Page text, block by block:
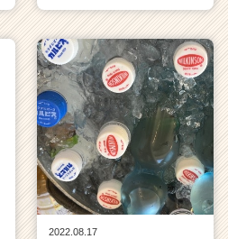
2022.08.17